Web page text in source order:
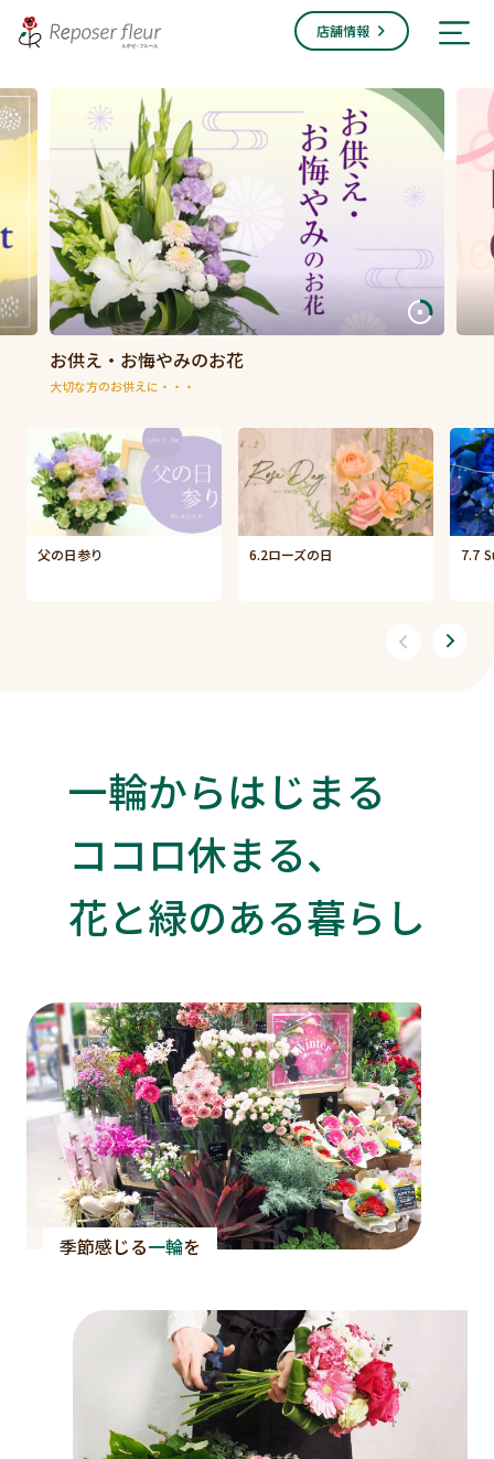
店舗情報
お供え・お悔やみのお花
大切な方のお供えに・・・
父の日参り 6.2ローズの日 7.7
一輪からはじまる
ココロ休まる、
花と緑のある暮らし
季節感じる一輪を